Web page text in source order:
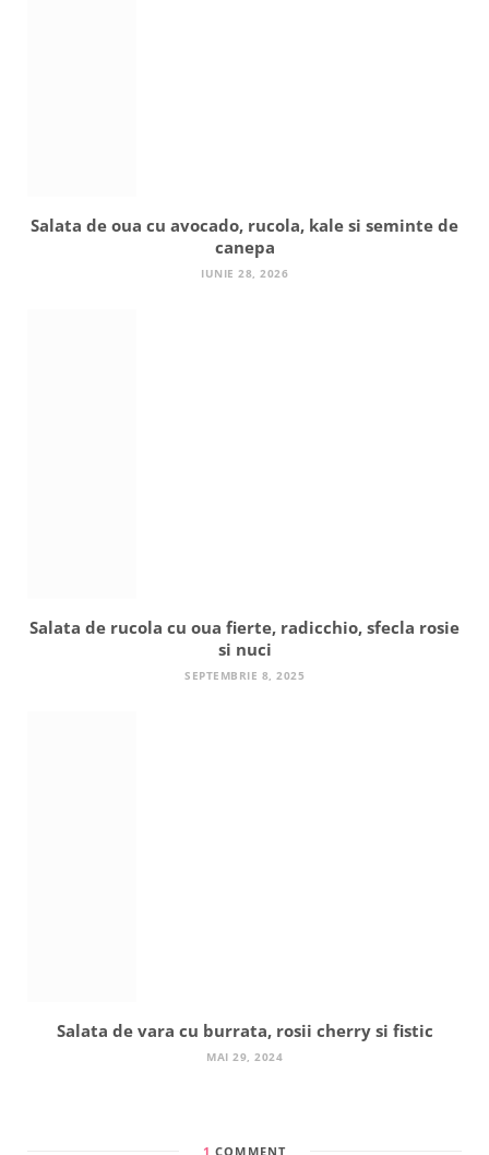
Salata de oua cu avocado, rucola, kale si seminte de
canepa
IUNIE 28, 2026
Salata de rucola cu oua fierte, radicchio, sfecla rosie
si nuci
SEPTEMBRIE 8, 2025
Salata de vara cu burrata, rosii cherry si fistic
MAI 29, 2024
1 COMMENT